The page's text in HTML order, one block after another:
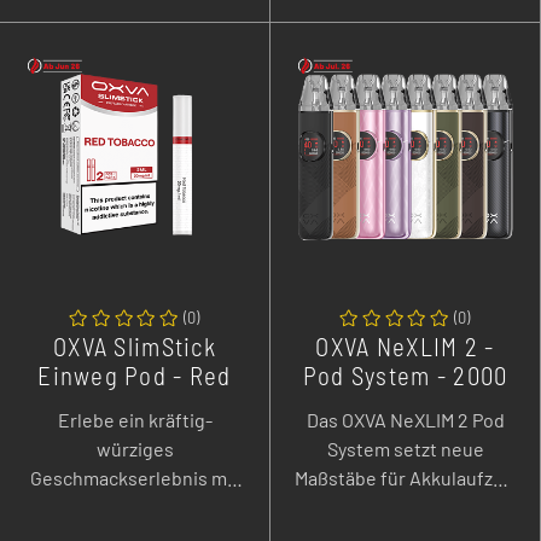
authentisches MTL-
Erlebnis voller Wärme
und kräftiger Tabaknote!
rundes MTL-Erlebnis
voller Traubenpower und
fruchtiger Intensität!
(0)
OXVA SlimStick
Einweg Pod - Red
Erlebe ein kräftig-
würziges
Geschmackserlebnis mit
(0)
OXVA NeXLIM 2 -
Pod System - 2000
Das OXVA NeXLIM 2 Pod
System setzt neue
Maßstäbe für Akkulaufzeit